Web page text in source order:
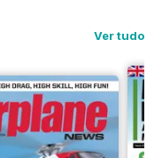
Ver tudo